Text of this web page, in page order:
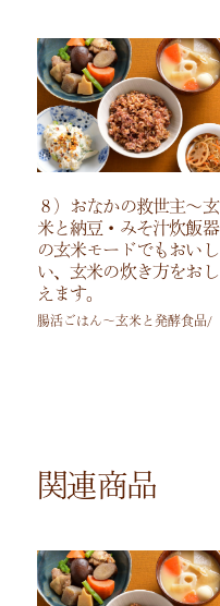
８）おなかの救世主～玄
米と納豆・みそ汁炊飯器
の玄米モードでもおいし
い、玄米の炊き方をおし
えます。
腸活ごはん～玄米と発酵食品/
関連商品